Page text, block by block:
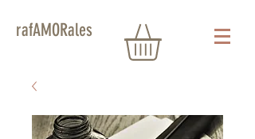
rafAMORales